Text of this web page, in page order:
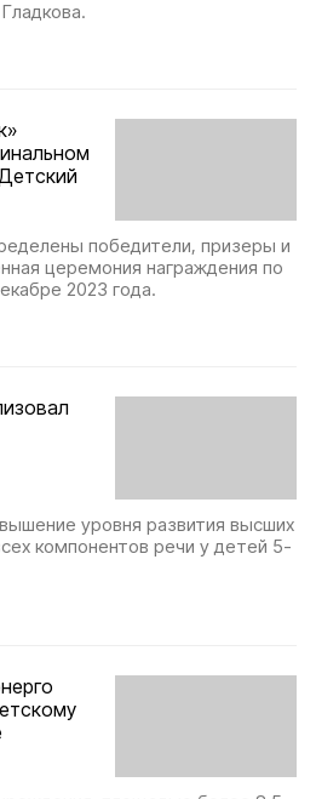
победители, призеры и
церемония награждения по
2023 года.
уровня развития высших
компонентов речи у детей 5-